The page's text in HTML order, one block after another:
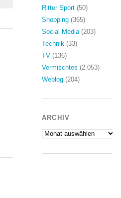
Ritter Sport(50)
Shopping(365)
Social Media(203)
Technik (33)
TV(136)
Vermischtes (2.053)
Weblog(204)
ARCHIV
Archiv